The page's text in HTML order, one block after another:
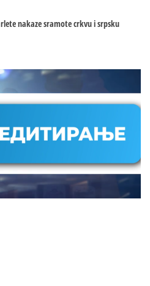
nakaze sramote crkvu i srpsku